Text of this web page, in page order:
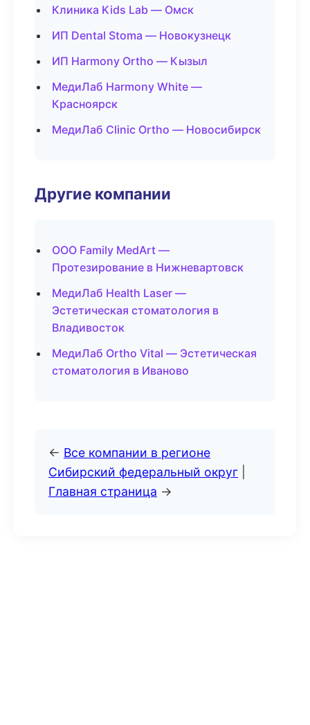
Клиника Kids Lab — Омск
ИП Dental Stoma — Новокузнецк
ИП Harmony Ortho — Кызыл
МедиЛаб Harmony White —
Красноярск
МедиЛаб Clinic Ortho — Новосибирск
Другие компании
ООО Family MedArt —
Протезирование в Нижневартовск
МедиЛаб Health Laser —
Эстетическая стоматология в
Владивосток
МедиЛаб Ortho Vital — Эстетическая
стоматология в Иваново
← Все компании в регионе
Сибирский федеральный округ
Главная страница →